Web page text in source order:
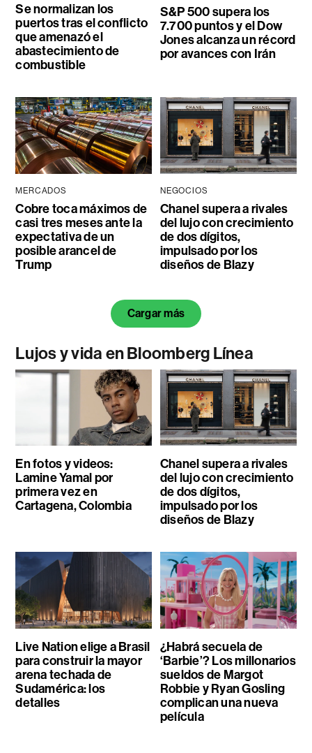
Se normalizan los
puertos tras el conflicto
que amenazó el
abastecimiento de
combustible
S&P 500 supera los
7.700 puntos y el Dow
Jones alcanza un récord
por avances con Irán
MERCADOS
Cobre toca máximos de
casi tres meses ante la
expectativa de un
posible arancel de
Trump
NEGOCIOS
Chanel supera a rivales
del lujo con crecimiento
de dos dígitos,
impulsado por los
diseños de Blazy
Cargar más
Lujos y vida en Bloomberg Línea
En fotos y videos:
Lamine Yamal por
primera vez en
Cartagena, Colombia
Chanel supera a rivales
del lujo con crecimiento
de dos dígitos,
impulsado por los
diseños de Blazy
Live Nation elige a Brasil
para construir la mayor
arena techada de
Sudamérica: los
detalles
¿Habrá secuela de
‘Barbie’? Los millonarios
sueldos de Margot
Robbie y Ryan Gosling
complican una nueva
película